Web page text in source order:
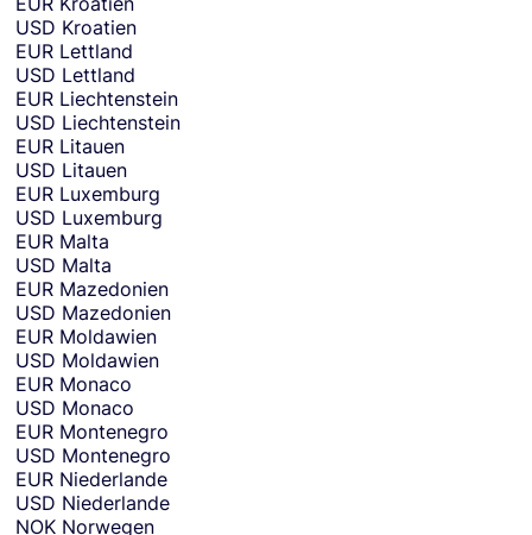
e
y
o
m
USD Kroatien
EUR Lettland
USD Lettland
EUR Liechtenstein
USD Liechtenstein
EUR Litauen
USD Litauen
EUR Luxemburg
USD Luxemburg
EUR Malta
USD Malta
EUR Mazedonien
USD Mazedonien
EUR Moldawien
USD Moldawien
EUR Monaco
USD Monaco
EUR Montenegro
USD Montenegro
EUR Niederlande
USD Niederlande
NOK Norwegen